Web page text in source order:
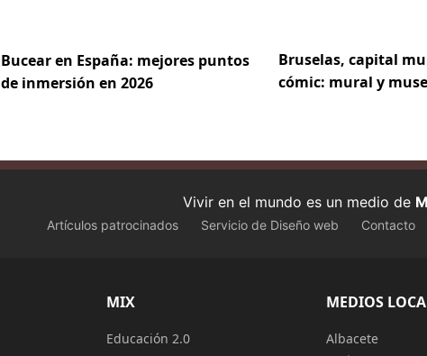
Bucear en España: mejores puntos
de inmersión en 2026
Bruselas, capital
cómic: mural y
Vivir en el mundo es un medio de
Artículos patrocinados Servicio de Diseño web Contacto
MIX
Educación 2.0
MEDIOS
Albacete